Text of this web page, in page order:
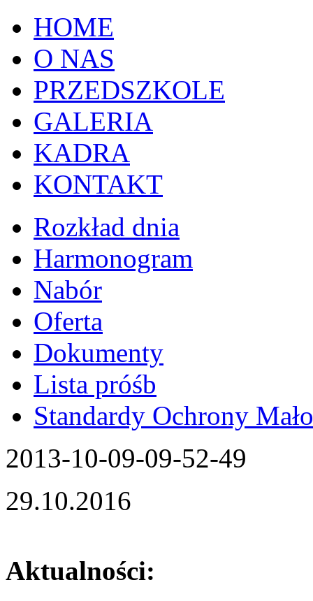
HOME
O NAS
PRZEDSZKOLE
GALERIA
KADRA
KONTAKT
Rozkład dnia
Harmonogram
Nabór
Oferta
Dokumenty
Lista próśb
Standardy Ochrony
2013-10-09-09-52-49
29.10.2016
Aktualności: